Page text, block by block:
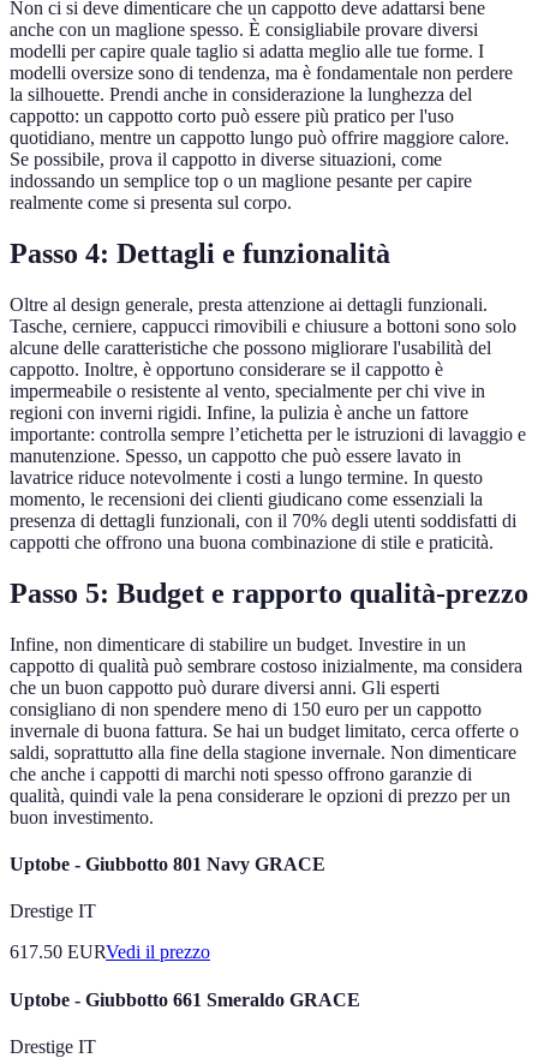
Non ci si deve dimenticare che un cappotto deve adattarsi bene
anche con un maglione spesso. È consigliabile provare diversi
modelli per capire quale taglio si adatta meglio alle tue forme. I
modelli oversize sono di tendenza, ma è fondamentale non perdere
la silhouette. Prendi anche in considerazione la lunghezza del
cappotto: un cappotto corto può essere più pratico per l'uso
quotidiano, mentre un cappotto lungo può offrire maggiore calore.
Se possibile, prova il cappotto in diverse situazioni, come
indossando un semplice top o un maglione pesante per capire
realmente come si presenta sul corpo.
Passo 4: Dettagli e funzionalità
Oltre al design generale, presta attenzione ai dettagli funzionali.
Tasche, cerniere, cappucci rimovibili e chiusure a bottoni sono solo
alcune delle caratteristiche che possono migliorare l'usabilità del
cappotto. Inoltre, è opportuno considerare se il cappotto è
impermeabile o resistente al vento, specialmente per chi vive in
regioni con inverni rigidi. Infine, la pulizia è anche un fattore
importante: controlla sempre l’etichetta per le istruzioni di lavaggio e
manutenzione. Spesso, un cappotto che può essere lavato in
lavatrice riduce notevolmente i costi a lungo termine. In questo
momento, le recensioni dei clienti giudicano come essenziali la
presenza di dettagli funzionali, con il 70% degli utenti soddisfatti di
cappotti che offrono una buona combinazione di stile e praticità.
Passo 5: Budget e rapporto qualità-prezzo
Infine, non dimenticare di stabilire un budget. Investire in un
cappotto di qualità può sembrare costoso inizialmente, ma considera
che un buon cappotto può durare diversi anni. Gli esperti
consigliano di non spendere meno di 150 euro per un cappotto
invernale di buona fattura. Se hai un budget limitato, cerca offerte o
saldi, soprattutto alla fine della stagione invernale. Non dimenticare
che anche i cappotti di marchi noti spesso offrono garanzie di
qualità, quindi vale la pena considerare le opzioni di prezzo per un
buon investimento.
Uptobe - Giubbotto 801 Navy GRACE
Drestige IT
617.50 EURVedi il prezzo
Uptobe - Giubbotto 661 Smeraldo GRACE
Drestige IT